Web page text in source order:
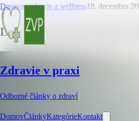
Zdravie v praxi
Odborné články o zdraví
DomovČlánkyKategórieKontakt
Dusevne zdravie a wellness18. decembra
Lexaurín (bromazepam):